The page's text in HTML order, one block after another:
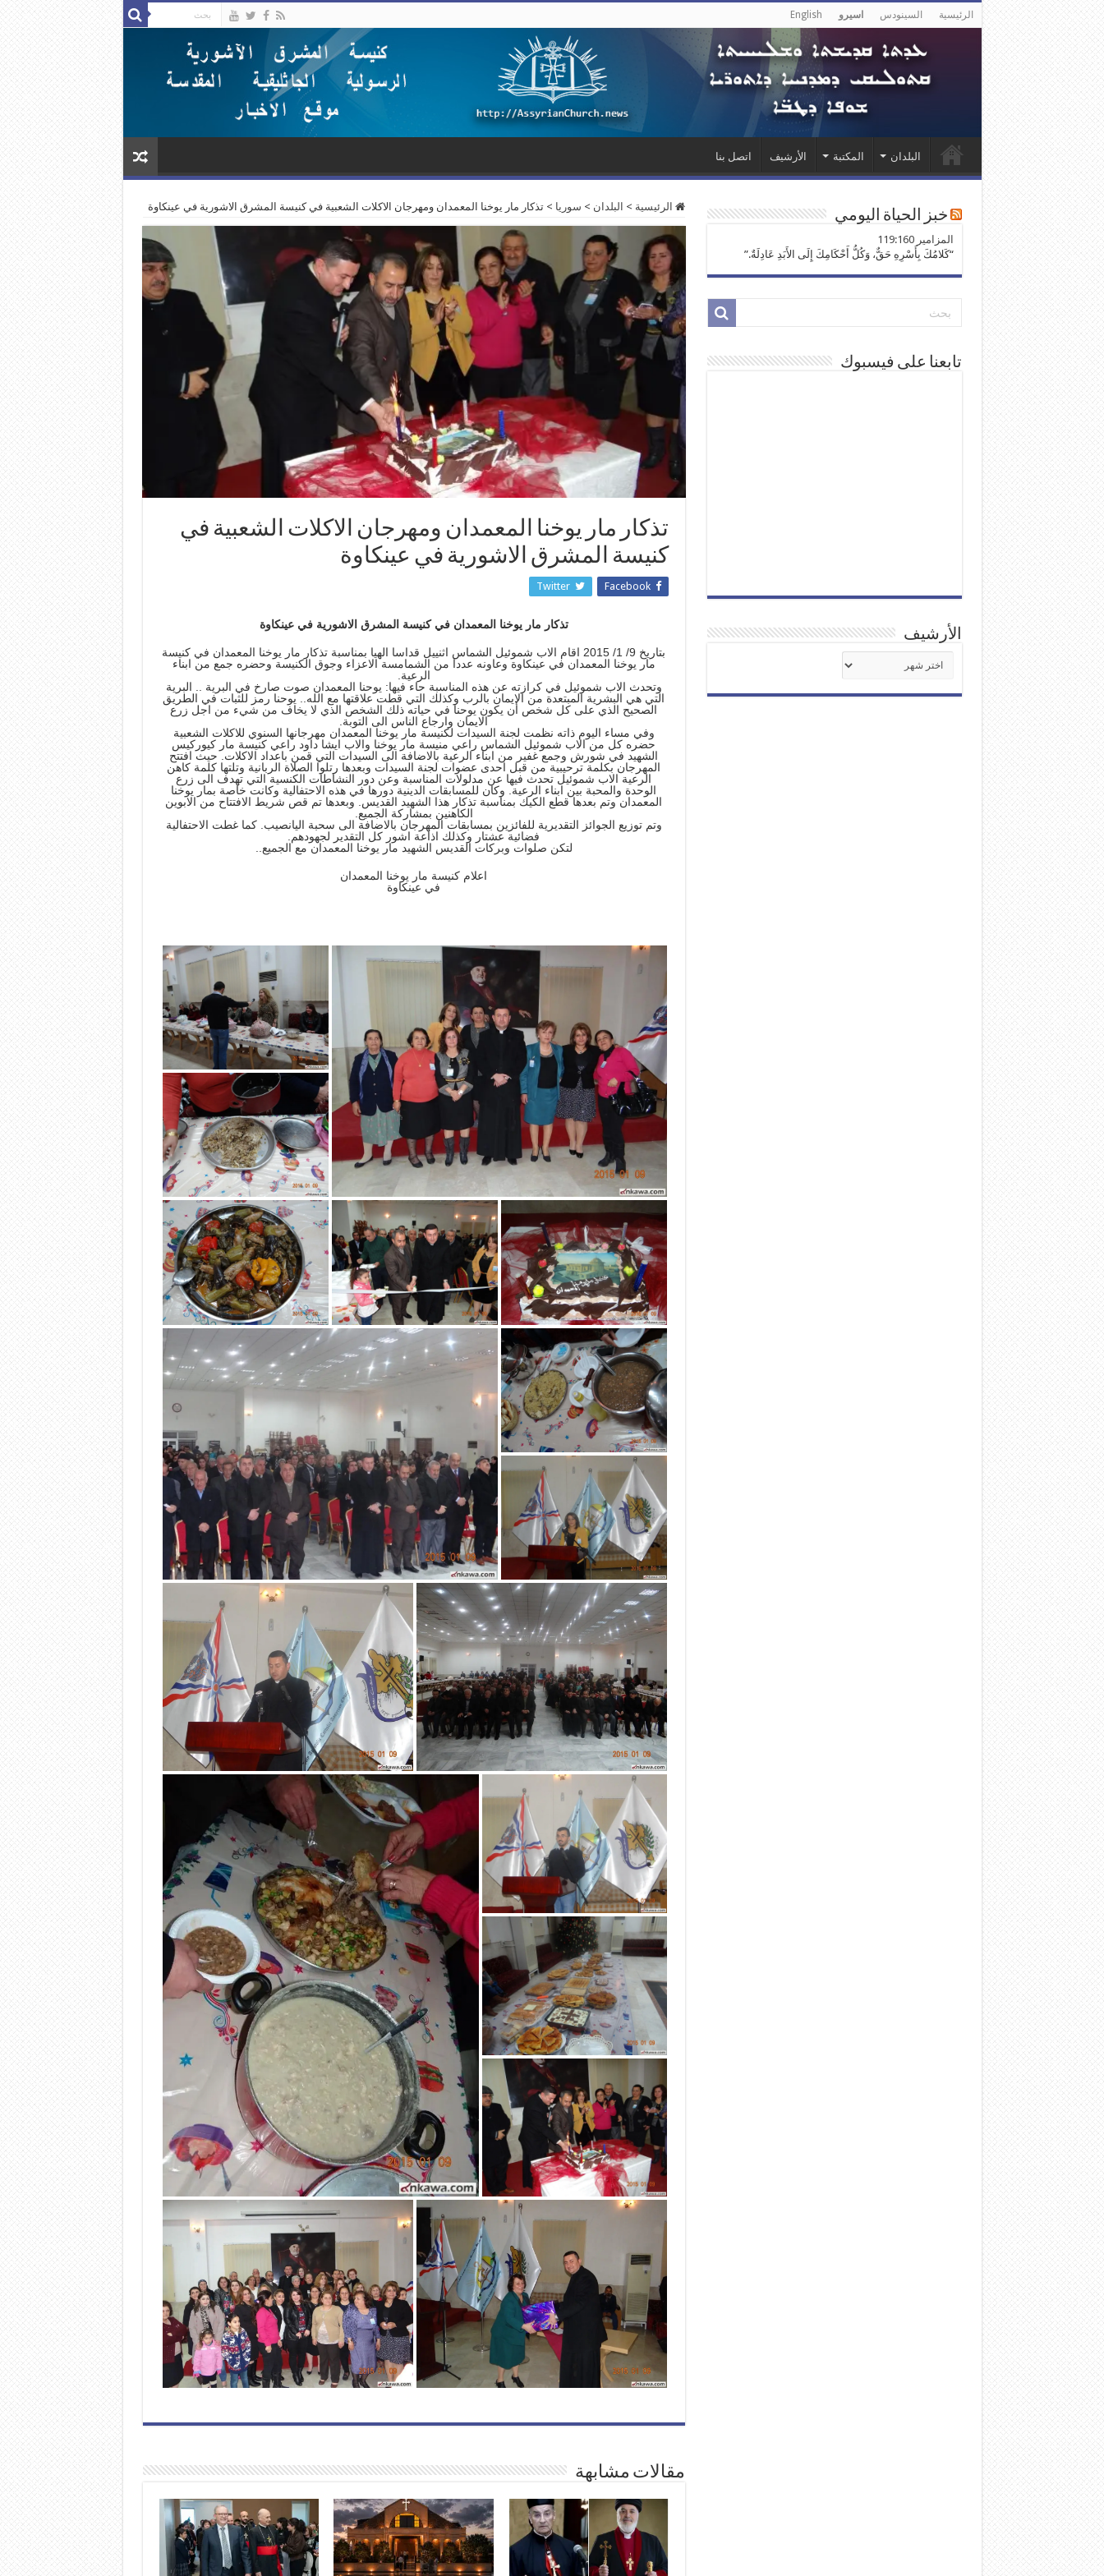
الرئيسية السينودس اسيرو English
البلدان المكتبة الأرشيف اتصل بنا
الرئيسية > البلدان > سوريا > تذكار مار يوخنا المعمدان ومهرجان الاكلات الشعبية في كنيسة المشرق الاشورية في عينكاوة
تذكار مار يوخنا المعمدان ومهرجان الاكلات الشعبية في
كنيسة المشرق الاشورية في عينكاوة
Facebook
Twitter
تذكار مار يوخنا المعمدان في كنيسة المشرق الاشورية في عينكاوة
بتاريخ 9/ 1/ 2015 اقام الاب شموئيل الشماس اثنييل قداسا الهيا بمناسبة تذكار مار يوخنا المعمدان في كنيسة
مار يوخنا المعمدان في عينكاوة وعاونه عددا من الشمامسة الاعزاء وجوق الكنيسة وحضره جمع من ابناء
الرعية.
وتحدث الاب شموئيل في كرازته عن هذه المناسبة حاء فيها: يوحنا المعمدان صوت صارخ في البرية .. البرية
التي هي البشرية المبتعدة من الايمان بالرب وكذلك التي قطت علاقتها مع الله.. يوحنا رمز للثبات في الطريق
الصحيح الذي على كل شخص أن يكون يوحنا في حياته ذلك الشخص الذي لا يخاف من شيء من اجل زرع
الايمان وارجاع الناس الى التوبة.
وفي مساء اليوم ذاته نظمت لجنة السيدات لكنيسة مار يوخنا المعمدان مهرجانها السنوي للاكلات الشعبية
حضره كل من الاب شموئيل الشماس راعي منيسة مار يوخنا والاب ايشا داود راعي كنيسة مار كيوركيس
الشهيد في شورش وجمع غفير من ابناء الرعية بالاضافة الى السيدات التي قمن باعداد الاكلات. حيث افتتح
المهرجان بكلمة ترحيبية من قبل احدى عضوات لجنة السيدات وبعدها رتلوا الصلاة الربانية وتلتها كلمة كاهن
الرعية الاب شموئيل تحدث فيها عن مدلولات المناسبة وعن دور النشاطات الكنسية التي تهدف الى زرع
الوحدة والمحبة بين ابناء الرعية. وكان للمسابقات الدينية دورها في هذه الاحتفالية وكانت خاصة بمار يوخنا
المعمدان وتم بعدها قطع الكيك بمناسبة تذكار هذا الشهيد القديس. وبعدها تم قص شريط الافتتاح من الابوين
الكاهنين بمشاركة الجميع.
وتم توزيع الجوائز التقديرية للفائزين بمسابقات المهرجان بالاضافة الى سحبة اليانصيب. كما غطت الاحتفالية
فضائية عشتار وكذلك اذاعة اشور كل التقدير لجهودهم.
لتكن صلوات وبركات القديس الشهيد مار يوخنا المعمدان مع الجميع..
اعلام كنيسة مار يوخنا المعمدان
في عينكاوة
مقالات مشابهة
خبز الحياة اليومي
ﺍﻟﻤﺰﺍﻣﻴﺮ 119:160
“كَلامُكَ بِأَسْرِهِ حَقٌّ، وَكُلُّ أَحْكَامِكَ إِلَى الأَبَدِ عَادِلَةٌ.”
تابعنا على فيسبوك
الأرشيف